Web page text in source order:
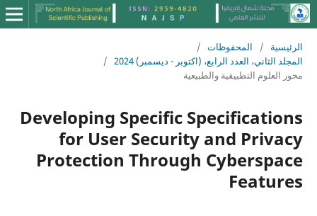
الرئيسية / المحفوظات /
المجلد الثاني، العدد الرابع، (اكتوبر - ديسمبر) 2024
/
محور العلوم التطبيقية والطبيعية
Developing Specific Specifications
for User Security and Privacy
Protection Through Cyberspace
Features